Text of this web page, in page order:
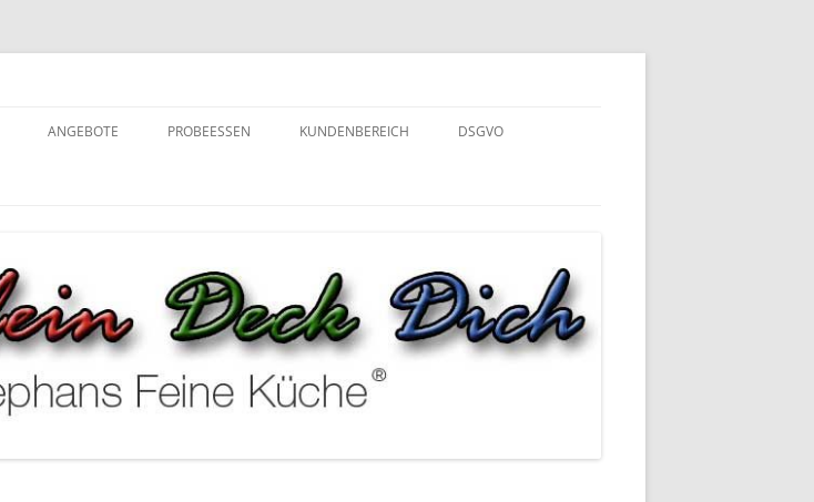
ANGEBOTE PROBEESSEN KUNDENBEREICH DSGVO